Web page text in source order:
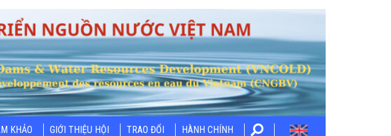
KHẢO GIỚI THIỆU HỘI TRAO ĐỔI HÀNH CHÍNH